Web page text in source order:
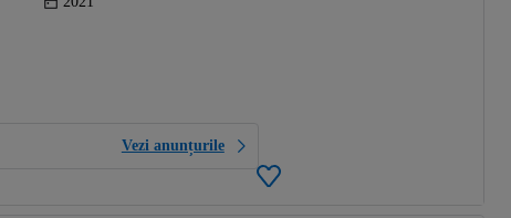
Vezi anunțurile